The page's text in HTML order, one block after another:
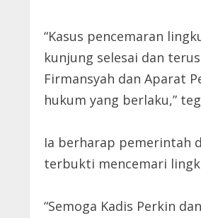
“Kasus pencemaran
kunjung selesai dan
Firmansyah dan Aparat
hukum yang berlaku,”
Ia berharap pemerintah
terbukti mencemari
“Semoga Kadis Perkin